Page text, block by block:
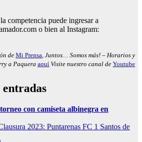
competencia puede ingresar a
o bien al Instagram:
de Mi Prensa, Juntos… Somos más! – Horarios y
a Paquera aquí Visite nuestro canal de Youtube
entradas
con camiseta albinegra en
2023: Puntarenas FC 1 Santos de